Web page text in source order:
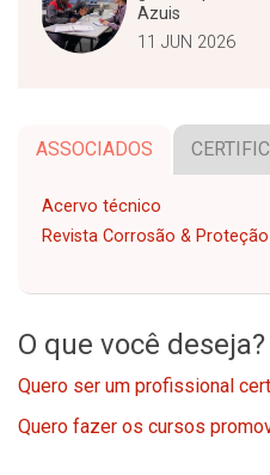
Azuis
11 JUN 2026
ASSOCIADOS
Acervo técnico
Revista Corrosão & Proteção
O que você deseja?
Quero ser um profissional
Quero fazer os cursos